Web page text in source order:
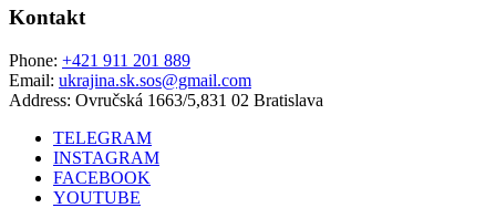
Kontakt
Phone: +421 911 201 889
Email: ukrajina.sk.sos@gmail.com
Address: Ovručská 1663/5,831 02 Bratislava
TELEGRAM
INSTAGRAM
FACEBOOK
YOUTUBE